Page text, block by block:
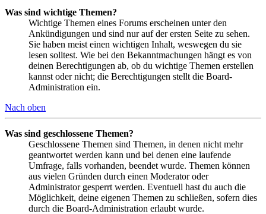
Was sind wichtige Themen?
Wichtige Themen eines Forums erscheinen unter den
Ankündigungen und sind nur auf der ersten Seite zu sehen.
Sie haben meist einen wichtigen Inhalt, weswegen du sie
lesen solltest. Wie bei den Bekanntmachungen hängt es von
deinen Berechtigungen ab, ob du wichtige Themen erstellen
kannst oder nicht; die Berechtigungen stellt die Board-
Administration ein.
Nach oben
Was sind geschlossene Themen?
Geschlossene Themen sind Themen, in denen nicht mehr
geantwortet werden kann und bei denen eine laufende
Umfrage, falls vorhanden, beendet wurde. Themen können
aus vielen Gründen durch einen Moderator oder
Administrator gesperrt werden. Eventuell hast du auch die
Möglichkeit, deine eigenen Themen zu schließen, sofern dies
durch die Board-Administration erlaubt wurde.